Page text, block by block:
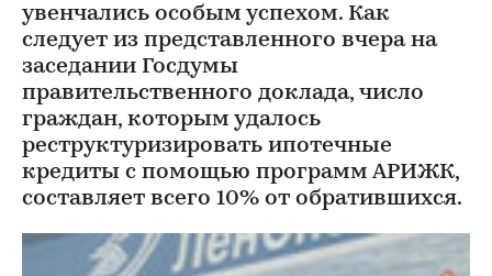
увенчались особым успехом. Как
следует из представленного вчера на
заседании Госдумы
правительственного доклада, число
граждан, которым удалось
реструктуризировать ипотечные
кредиты с помощью программ АРИЖК,
составляет всего 10% от обратившихся.